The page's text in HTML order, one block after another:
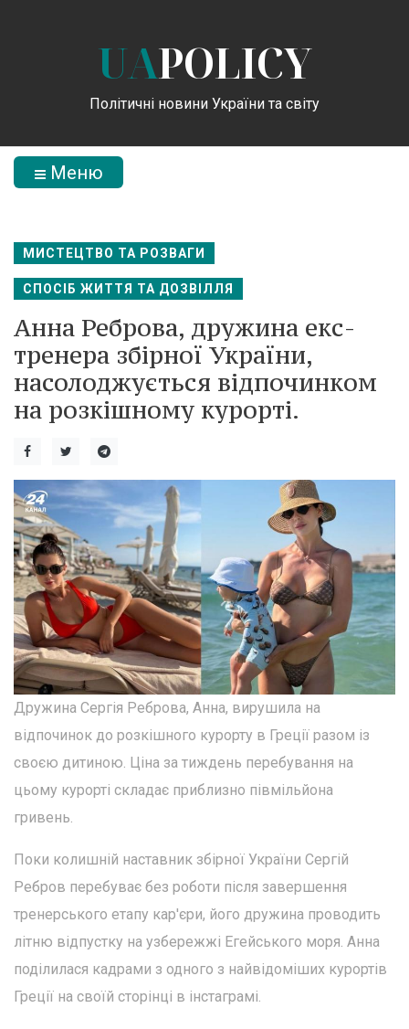
UAPOLICY
Політичні новини України та світу
Меню
МИСТЕЦТВО ТА РОЗВАГИ
СПОСІБ ЖИТТЯ ТА ДОЗВІЛЛЯ
Анна Реброва, дружина екс-
тренера збірної України,
насолоджується відпочинком
на розкішному курорті.
Дружина Сергія Реброва, Анна, вирушила на
відпочинок до розкішного курорту в Греції разом із
своєю дитиною. Ціна за тиждень перебування на
цьому курорті складає приблизно півмільйона
гривень.
Поки колишній наставник збірної України Сергій
Ребров перебуває без роботи після завершення
тренерського етапу кар'єри, його дружина проводить
літню відпустку на узбережжі Егейського моря. Анна
поділилася кадрами з одного з найвідоміших курортів
Греції на своїй сторінці в інстаграмі.